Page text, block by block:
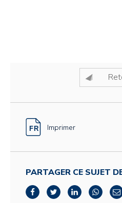
Imprimer
PARTAGER CE SUJET